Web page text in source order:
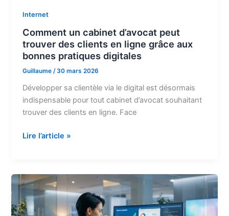
Internet
Comment un cabinet d’avocat peut
trouver des clients en ligne grâce aux
bonnes pratiques digitales
Guillaume/30 mars 2026
Développer sa clientèle via le digital est désormais
indispensable pour tout cabinet d’avocat souhaitant
trouver des clients en ligne. Face
Comment
d’avocat
peut
trouver
des
Lire l’article »